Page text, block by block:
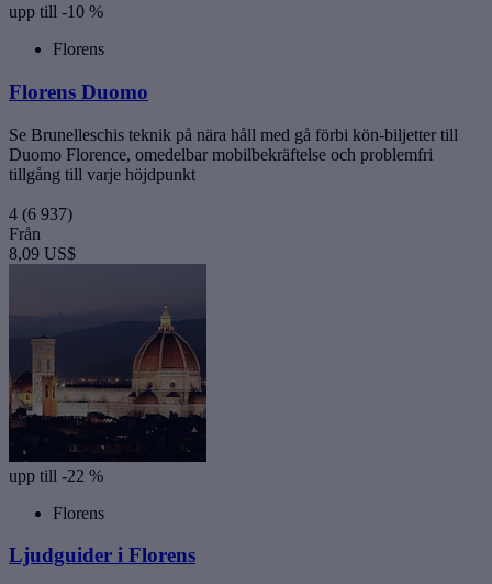
upp till -10 %
Florens
Florens Duomo
Se Brunelleschis teknik på nära håll med gå förbi kön-biljetter till
Duomo Florence, omedelbar mobilbekräftelse och problemfri
tillgång till varje höjdpunkt
4 (6 937)
Från
8,09 US$
upp till -22 %
Florens
Ljudguider i Florens